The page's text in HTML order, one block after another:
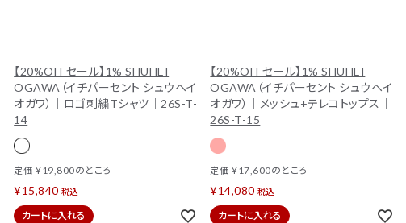
【20%OFFセール】1% SHUHEI
OGAWA（イチパーセント シュウヘイ
オガワ）｜ロゴ刺繍Tシャツ｜26S-T-
14
定価 ¥19,800のところ
¥15,840 税込
カートに入れる
【20%OFFセール】1% SHUHEI
OGAWA（イチパーセント シュウヘイ
オガワ）｜メッシュ+テレコトップス｜
26S-T-15
定価 ¥17,600のところ
¥14,080 税込
カートに入れる